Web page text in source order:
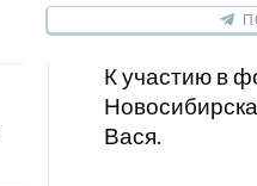
К участию в
Вася.